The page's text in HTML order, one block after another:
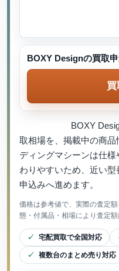
BOXY
取相場を、掲載中の商
ディングマシーンは仕
わりやすいため、近い
申込みへ進めます。
価格は参考値で、実際の査定
態・付属品・相場により査定額
宅配買取で全国対応
複数台のまとめ売り対応
BOXY Designの買取
買